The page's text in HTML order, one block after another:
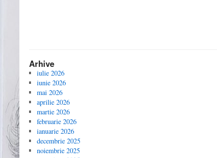
Arhive
iulie 2026
iunie 2026
mai 2026
aprilie 2026
martie 2026
februarie 2026
ianuarie 2026
decembrie 2025
noiembrie 2025